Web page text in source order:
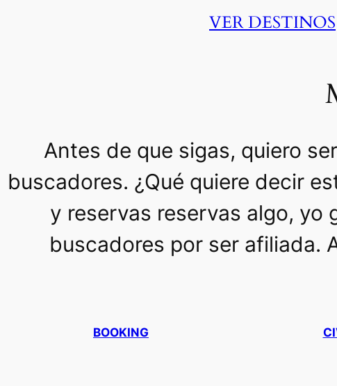
VER DESTINOS
Antes de que sigas, quiero
buscadores. ¿Qué quiere decir
y reservas reservas algo, yo
buscadores por ser afiliada.
BOOKING